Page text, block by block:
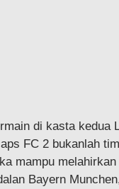
di kasta kedua
FC 2 bukanlah
mampu
Bayern